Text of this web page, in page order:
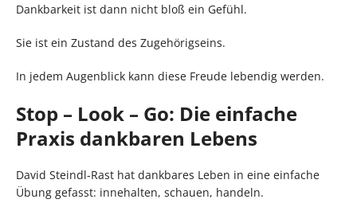
Dankbarkeit ist dann nicht bloß ein Gefühl.
Sie ist ein Zustand des Zugehörigseins.
In jedem Augenblick kann diese Freude lebendig werden.
Stop – Look – Go: Die einfache
Praxis dankbaren Lebens
David Steindl-Rast hat dankbares Leben in eine einfache
Übung gefasst: innehalten, schauen, handeln.